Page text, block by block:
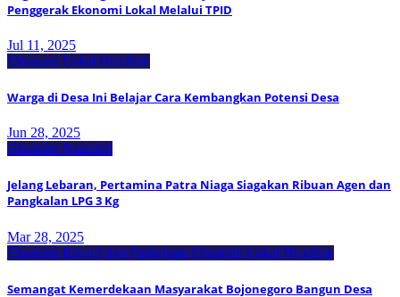
Penggerak Ekonomi Lokal Melalui TPID
Jul 11, 2025
Ekonomi Lokal Headline
Warga di Desa Ini Belajar Cara Kembangkan Potensi Desa
Jun 28, 2025
Ekonomi Nasional
Jelang Lebaran, Pertamina Patra Niaga Siagakan Ribuan Agen dan
Pangkalan LPG 3 Kg
Mar 28, 2025
Ekonomi Kreatif dan Pariwisata Ekonomi Lokal Headline
Semangat Kemerdekaan Masyarakat Bojonegoro Bangun Desa